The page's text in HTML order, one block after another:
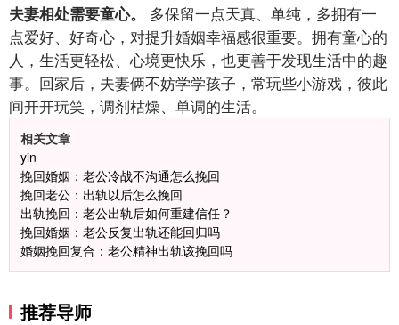
夫妻相处需要童心。 多保留一点天真、单纯，多拥有一
点爱好、好奇心，对提升婚姻幸福感很重要。拥有童心的
人，生活更轻松、心境更快乐，也更善于发现生活中的趣
事。回家后，夫妻俩不妨学学孩子，常玩些小游戏，彼此
间开开玩笑，调剂枯燥、单调的生活。
相关文章
yin
挽回婚姻：老公冷战不沟通怎么挽回
挽回老公：出轨以后怎么挽回
出轨挽回：老公出轨后如何重建信任？
挽回婚姻：老公反复出轨还能回归吗
婚姻挽回复合：老公精神出轨该挽回吗
推荐导师